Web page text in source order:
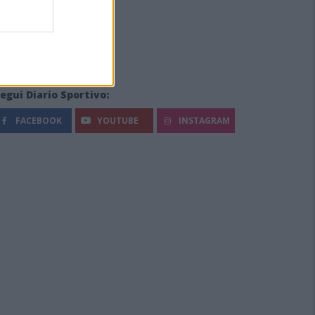
Diario Sportivo:
FACEBOOK YOUTUBE INSTAGRAM